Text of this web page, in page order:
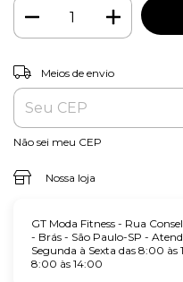
Entregas para o CEP:
Meios de envio
Não sei meu CEP
Nossa loja
GT Moda Fitness - Rua
- Brás - São Paulo-SP -
Segunda à Sexta das 8:00 às
8:00 às 14:00